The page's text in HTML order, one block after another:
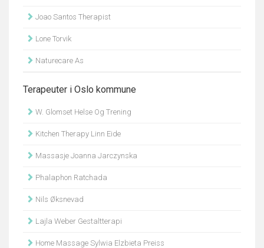
Joao Santos Therapist
Lone Torvik
Naturecare As
Terapeuter i Oslo kommune
W. Glomset Helse Og Trening
Kitchen Therapy Linn Eide
Massasje Joanna Jarczynska
Phalaphon Ratchada
Nils Øksnevad
Lajla Weber Gestaltterapi
Home Massage Sylwia Elzbieta Preiss